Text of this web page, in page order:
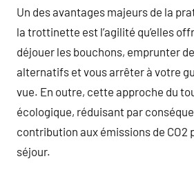
Un des avantages majeurs de la
la trottinette est l’agilité qu’elles
déjouer les bouchons, emprunter
alternatifs et vous arrêter à votre
vue. En outre, cette approche du
écologique, réduisant par
contribution aux émissions de CO2
séjour.